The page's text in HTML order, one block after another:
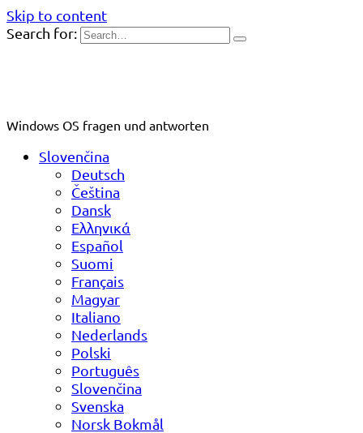
Skip to content
Search for:
Windows OS fragen und antworten
Slovenčina
Deutsch
Čeština
Dansk
Ελληνικά
Español
Suomi
Français
Magyar
Italiano
Nederlands
Polski
Português
Slovenčina
Svenska
Norsk Bokmål